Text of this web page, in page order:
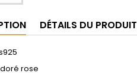
DÉTAILS DU PRODUIT
rose